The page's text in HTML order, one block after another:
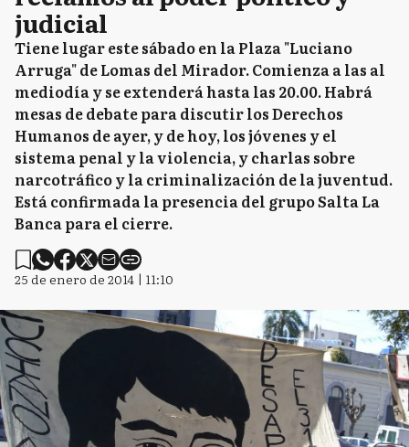
judicial
Tiene lugar este sábado en la Plaza "Luciano
Arruga" de Lomas del Mirador. Comienza a las al
mediodía y se extenderá hasta las 20.00. Habrá
mesas de debate para discutir los Derechos
Humanos de ayer, y de hoy, los jóvenes y el
sistema penal y la violencia, y charlas sobre
narcotráfico y la criminalización de la juventud.
Está confirmada la presencia del grupo Salta La
Banca para el cierre.
25 de enero de 2014 | 11:10